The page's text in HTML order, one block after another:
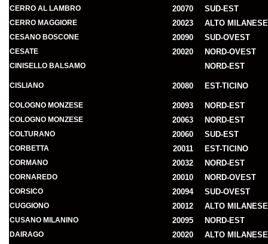
CERRO AL LAMBRO 20070 SUD-EST
CERRO MAGGIORE 20023 ALTO MILANESE
CESANO BOSCONE 20090 SUD-OVEST
CESATE 20020 NORD-OVEST
CINISELLO BALSAMO NORD-EST
CISLIANO 20080 EST-TICINO
COLOGNO MONZESE 20093 NORD-EST
COLOGNO MONZESE 20063 NORD-EST
COLTURANO 20060 SUD-EST
CORBETTA 20011 EST-TICINO
CORMANO 20032 NORD-EST
CORNAREDO 20010 NORD-OVEST
CORSICO 20094 SUD-OVEST
CUGGIONO 20012 ALTO MILANESE
CUSANO MILANINO 20095 NORD-EST
DAIRAGO 20020 ALTO MILANESE